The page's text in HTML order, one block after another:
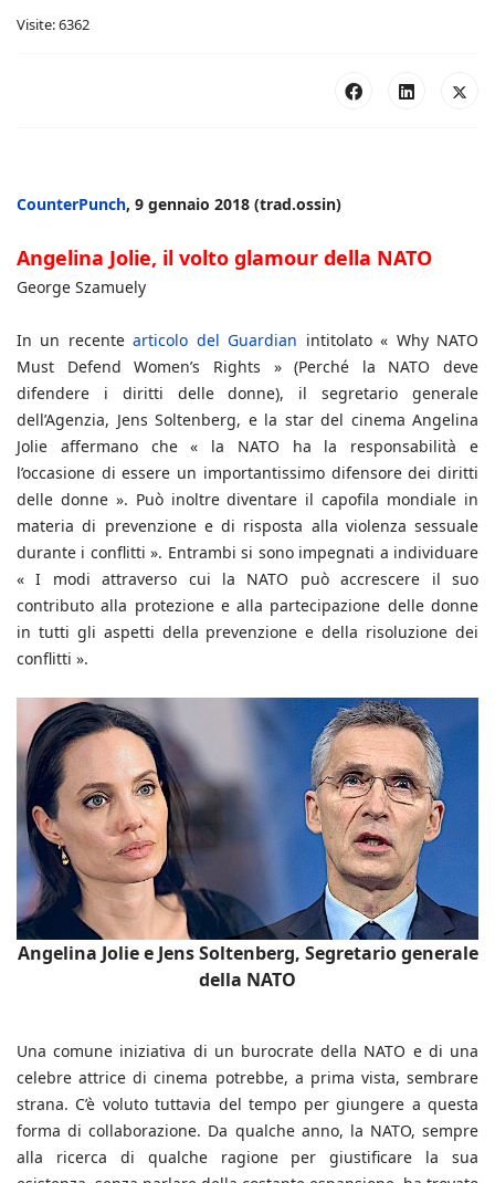
Visite: 6362
CounterPunch, 9 gennaio 2018 (trad.ossin)
Angelina Jolie, il volto glamour della NATO
George Szamuely
In un recentearticolo del Guardian intitolato « Why NATO
Must Defend Women’s Rights » (Perché la NATO deve
difendere i diritti delle donne), il segretario generale
dell’Agenzia, Jens Soltenberg, e la star del cinema Angelina
Jolie affermano che « la NATO ha la responsabilità e
l’occasione di essere un importantissimo difensore dei diritti
delle donne ». Può inoltre diventare il capofila mondiale in
materia di prevenzione e di risposta alla violenza sessuale
durante i conflitti ». Entrambi si sono impegnati a individuare
« I modi attraverso cui la NATO può accrescere il suo
contributo alla protezione e alla partecipazione delle donne
in tutti gli aspetti della prevenzione e della risoluzione dei
conflitti ».
Angelina Jolie e Jens Soltenberg, Segretario generale
della NATO
Una comune iniziativa di un burocrate della NATO e di una
celebre attrice di cinema potrebbe, a prima vista, sembrare
strana. C’è voluto tuttavia del tempo per giungere a questa
forma di collaborazione. Da qualche anno, la NATO, sempre
alla ricerca di qualche ragione per giustificare la sua